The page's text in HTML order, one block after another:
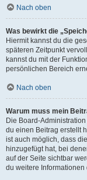
Nach oben
Was bewirkt die
Hiermit kannst du die
späteren Zeitpunkt
kannst du mit der
persönlichen Bereich
Nach oben
Warum muss mein
Die Board-
du einen Beitrag erstellt
ist auch möglich, dass
hinzugefügt hat, bei
auf der Seite sichtbar
du weitere Informationen